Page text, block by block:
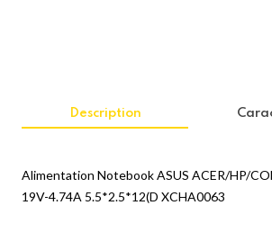
Description
Alimentation Notebook ASUS ACER/HP/
19V-4.74A 5.5*2.5*12(D XCHA0063